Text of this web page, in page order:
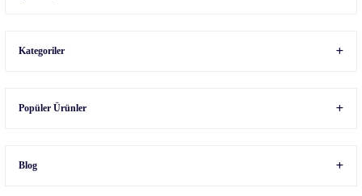
Kategoriler
Popüler Ürünler
Blog